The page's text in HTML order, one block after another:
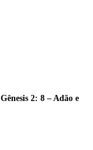
2: 8 – Adão e